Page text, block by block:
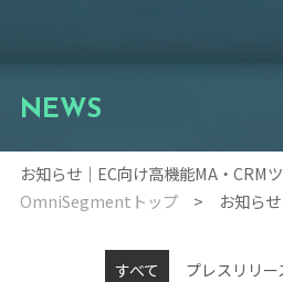
NEWS
お知らせ｜EC向け高機能MA・
OmniSegmentトップ
お知らせ
すべて プレスリリー